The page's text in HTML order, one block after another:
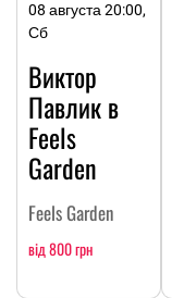
08 августа 20:00,
Сб
Виктор
Павлик в
Feels
Garden
Feels Garden
від 800 грн